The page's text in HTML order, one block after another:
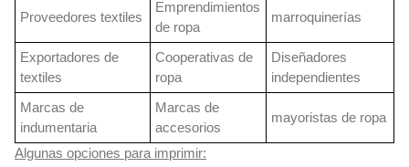
Proveedores textiles
Emprendimientos
de ropa
marroquinerías
Exportadores de
textiles
Cooperativas de
ropa
Diseñadores
independientes
Marcas de
indumentaria
Marcas de
accesorios
mayoristas de ropa
Algunas opciones para imprimir: